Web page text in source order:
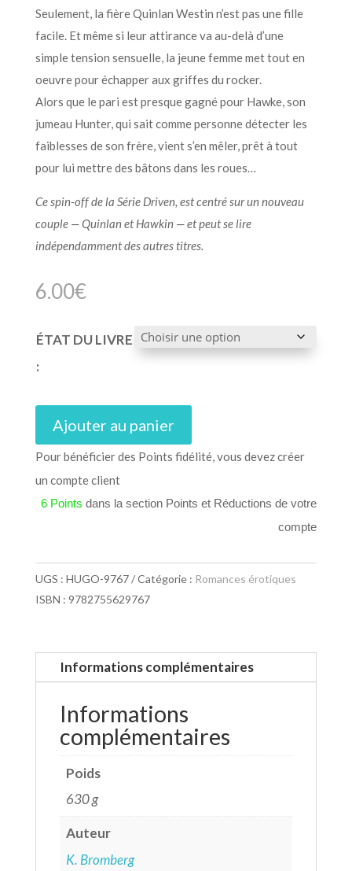
Seulement, la fière Quinlan Westin n’est pas une fille
facile. Et même si leur attirance va au-delà d’une
simple tension sensuelle, la jeune femme met tout en
oeuvre pour échapper aux griffes du rocker.
Alors que le pari est presque gagné pour Hawke, son
jumeau Hunter, qui sait comme personne détecter les
faiblesses de son frère, vient s’en mêler, prêt à tout
pour lui mettre des bâtons dans les roues…
Ce spin-off de la Série Driven, est centré sur un nouveau
couple — Quinlan et Hawkin — et peut se lire
indépendamment des autres titres.
6.00€
ÉTAT DU LIVRE
:
Ajouter au panier
Pour bénéficier des Points fidélité, vous devez créer
un compte client
6 Points dans la section Points et Réductions de votre
compte
UGS : HUGO-9767 Catégorie : Romances érotiques
ISBN : 9782755629767
Informations complémentaires
Informations
complémentaires
Poids
630 g
Auteur
K. Bromberg